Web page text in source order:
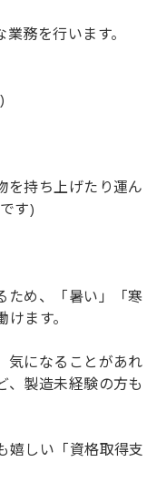
務を行います。
を持ち上げたり運ん
す)
ため、「暑い」「寒
ます。
気になることがあれ
、製造未経験の方も
嬉しい「資格取得支